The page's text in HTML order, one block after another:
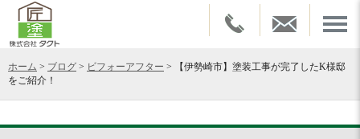
ホーム > ブログ > ビフォーアフター >
【伊勢崎市】塗装工事が完了したK様邸
をご紹介！